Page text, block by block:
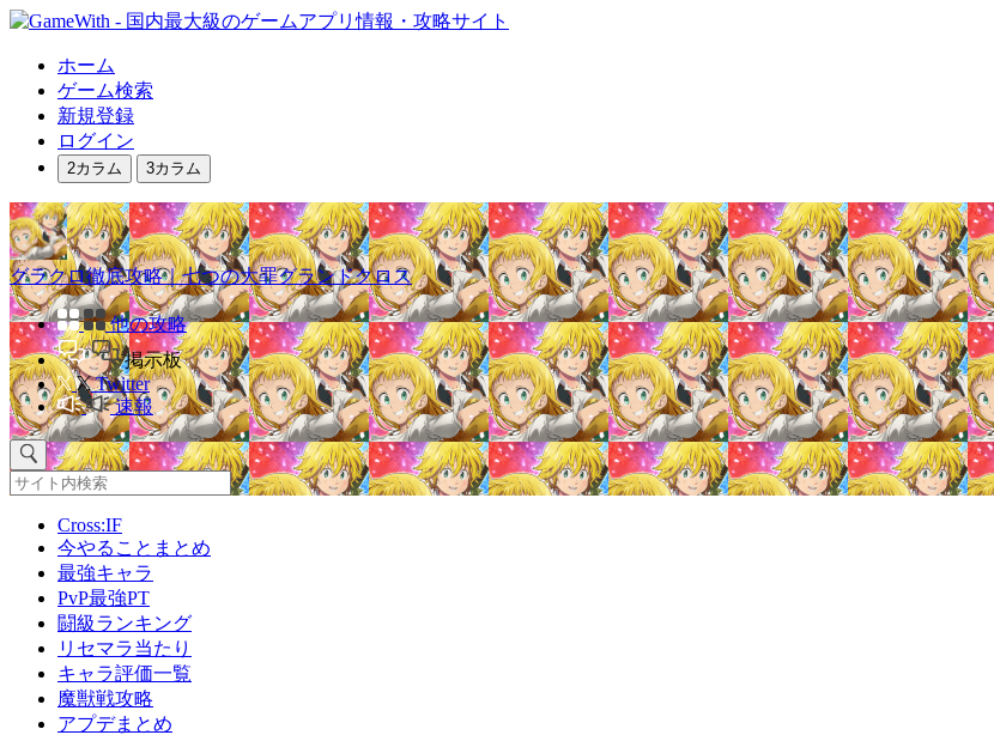
ホーム
ゲーム検索
新規登録
ログイン
2カラム 3カラム
グラクロ徹底攻略｜七つの大罪グランドクロス
他の攻略
掲示板
Twitter
速報
Cross:IF
今やることまとめ
最強キャラ
PvP最強PT
闘級ランキング
リセマラ当たり
キャラ評価一覧
魔獣戦攻略
アプデまとめ